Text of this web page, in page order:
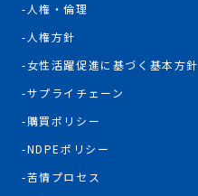
人権・倫理
人権方針
女性活躍促進に基づく基本方針
サプライチェーン
購買ポリシー
NDPEポリシー
苦情プロセス